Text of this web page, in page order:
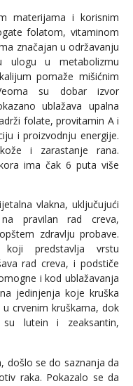
materijama i korisnim
folatom, vitaminom
značajan u održavanju
ulogu u metabolizmu
pomaže mišićnim
su dobar izvor
ublažava upalna
folate, provitamin A i
i proizvodnju energije.
i zarastanje rana.
ima čak 6 puta više
vlakna, uključujući
pravilan rad creva,
zdravlju probave.
predstavlja vrstu
rad creva, i podstiče
i kod ublažavanja
jedinjenja koje kruška
crvenim kruškama, dok
lutein i zeaksantin,
došlo se do saznanja da
raka. Pokazalo se da